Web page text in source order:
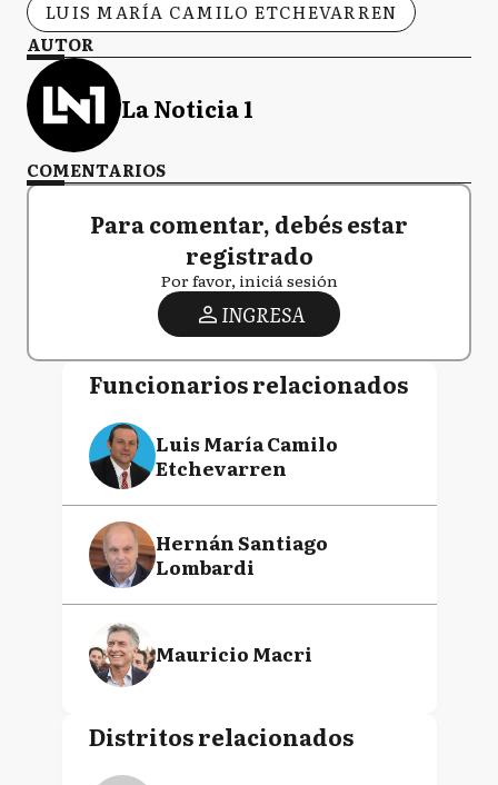
LUIS MARÍA CAMILO ETCHEVARREN
AUTOR
La Noticia 1
COMENTARIOS
Para comentar, debés estar
registrado
Por favor, iniciá sesión
INGRESA
Funcionarios relacionados
Luis María Camilo
Etchevarren
Hernán Santiago
Lombardi
Mauricio Macri
Distritos relacionados